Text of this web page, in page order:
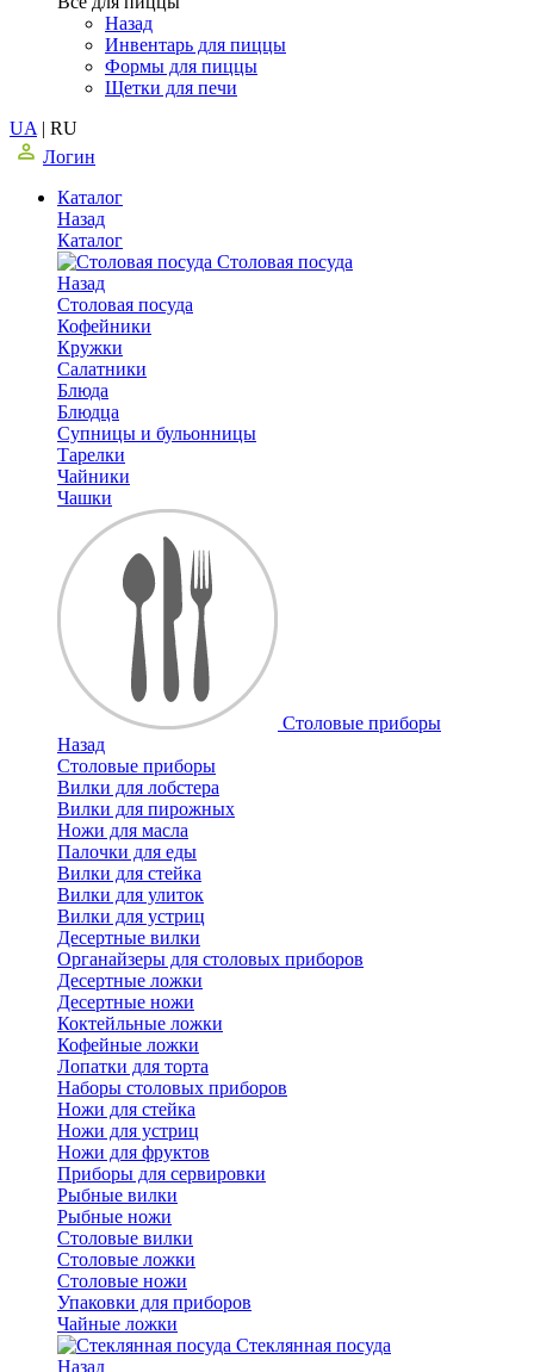
Назад
Инвентарь для пиццы
Формы для пиццы
Щетки для печи
UA | RU
Логин
Каталог
Назад
Каталог
Столовая посуда
Назад
Столовая посуда
Кофейники
Кружки
Салатники
Блюда
Блюдца
Супницы и бульонницы
Тарелки
Чайники
Чашки
Cтоловые приборы
Назад
Cтоловые приборы
Вилки для лобстера
Вилки для пирожных
Ножи для масла
Палочки для еды
Вилки для стейка
Вилки для улиток
Вилки для устриц
Десертные вилки
Органайзеры для столовых приборов
Десертные ложки
Десертные ножи
Коктейльные ложки
Кофейные ложки
Лопатки для торта
Наборы столовых приборов
Ножи для стейка
Ножи для устриц
Ножи для фруктов
Приборы для сервировки
Рыбные вилки
Рыбные ножи
Столовые вилки
Столовые ложки
Столовые ножи
Упаковки для приборов
Чайные ложки
Стеклянная посуда
Назад